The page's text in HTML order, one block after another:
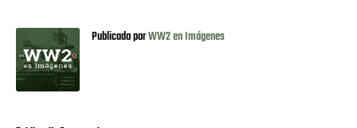
Publicado porWW2 en Imágenes